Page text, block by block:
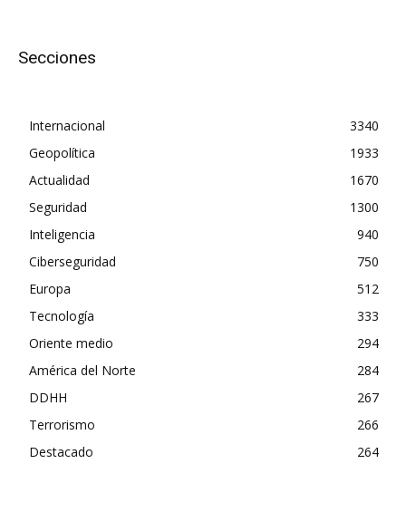
Secciones
Internacional
3340
Geopolítica
1933
Actualidad
1670
Seguridad
1300
Inteligencia
940
Ciberseguridad
750
Europa
512
Tecnología
333
Oriente medio
294
América del Norte
284
DDHH
267
Terrorismo
266
Destacado
264